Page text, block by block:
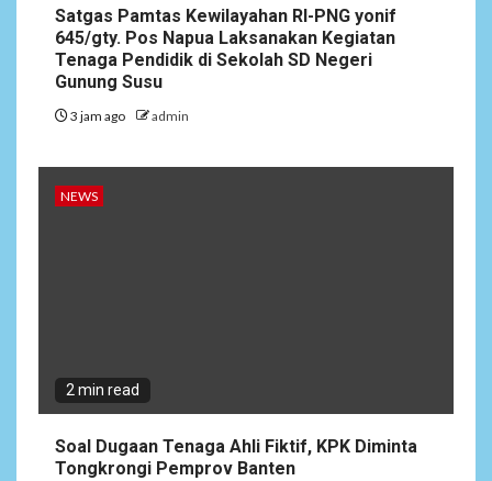
5
Siaga Karhutla, APAR hingga
Water Cannon Disiapkan
Hadapi Musim Kemarau,
Apa Pun
Satgas Pamtas Kewilayahan RI-PNG yonif
645/gty. Pos Napua Laksanakan Kegiatan
Tenaga Pendidik di Sekolah SD Negeri
Gunung Susu
3 jam ago admin
NEWS
2 min read
Soal Dugaan Tenaga Ahli Fiktif, KPK Diminta
Tongkrongi Pemprov Banten